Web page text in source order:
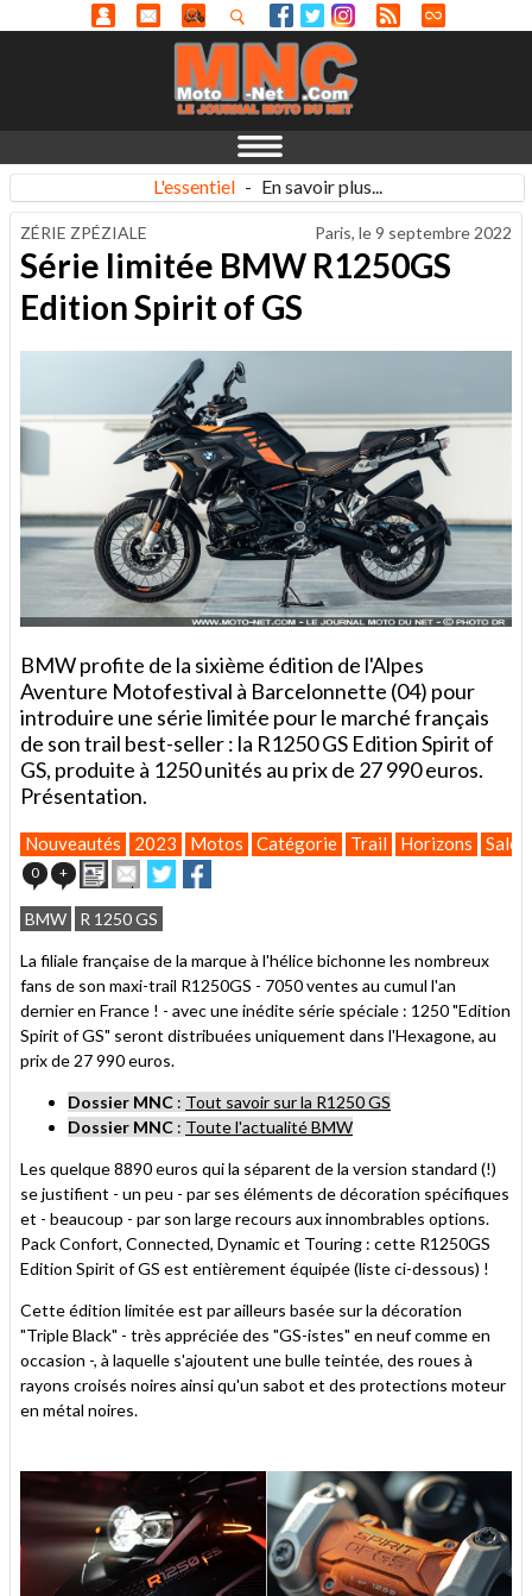
L'essentiel - En savoir plus...
ZÉRIE ZPÉZIALE Paris, le9 septembre 2022
Série limitée BMW R1250GS
Edition Spirit of GS
BMW profite de la sixième édition de l'Alpes
Aventure Motofestival à Barcelonnette (04) pour
introduire une série limitée pour le marché français
de son trail best-seller : la R1250 GS Edition Spirit of
GS, produite à 1250 unités au prix de 27 990 euros.
Présentation.
Nouveautés 2023 Motos Catégorie Trail Horizons
0 + ImprimerEnvoyer
cet
article
à
un
ami
Partager
sur
Twitter
sur
BMW R 1250 GS
La filiale française de la marque à l'hélice bichonne les nombreux
fans de son maxi-trail R1250GS - 7050 ventes au cumul l'an
dernier en France ! - avec une inédite série spéciale : 1250 "Edition
Spirit of GS" seront distribuées uniquement dans l'Hexagone, au
prix de 27 990 euros.
Dossier MNC : Tout savoir sur la R1250 GS
Dossier MNC : Toute l'actualité BMW
Les quelque 8890 euros qui la séparent de la version standard (!)
se justifient - un peu - par ses éléments de décoration spécifiques
et - beaucoup - par son large recours aux innombrables options.
Pack Confort, Connected, Dynamic et Touring : cette R1250GS
Edition Spirit of GS est entièrement équipée (liste ci-dessous) !
Cette édition limitée est par ailleurs basée sur la décoration
"Triple Black" - très appréciée des "GS-istes" en neuf comme en
occasion -, à laquelle s'ajoutent une bulle teintée, des roues à
rayons croisés noires ainsi qu'un sabot et des protections moteur
en métal noires.